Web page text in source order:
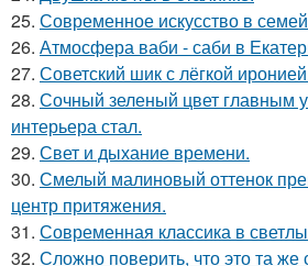
25. Современное искусство в
26. Атмосфера ваби - саби в
27. Советский шик с лёгкой
28. Сочный зеленый цвет главным
интерьера стал.
29. Свет и дыхание времени.
30. Смелый малиновый оттенок
центр притяжения.
31. Современная классика в
32. Сложно поверить, что это та же